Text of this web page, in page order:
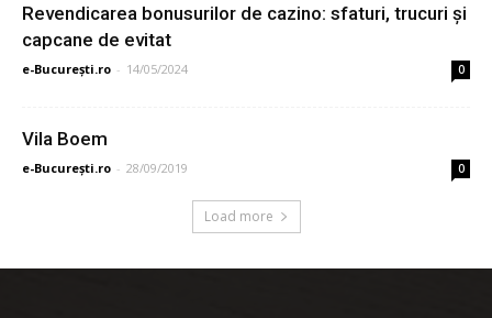
Revendicarea bonusurilor de cazino: sfaturi, trucuri și
capcane de evitat
e-București.ro - 14/05/2024 0
Vila Boem
e-București.ro - 28/09/2019 0
Load more